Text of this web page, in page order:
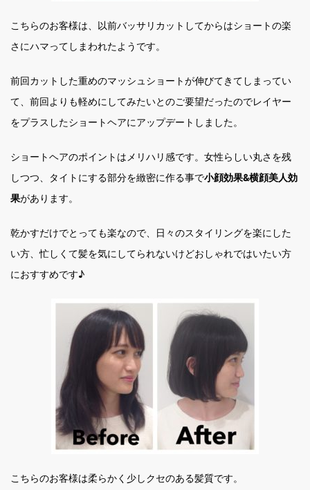
こちらのお客様は、以前バッサリカットしてからはショートの楽
さにハマってしまわれたようです。
前回カットした重めのマッシュショートが伸びてきてしまってい
て、前回よりも軽めにしてみたいとのご要望だったのでレイヤー
をプラスしたショートヘアにアップデートしました。
ショートヘアのポイントはメリハリ感です。女性らしい丸さを残
しつつ、タイトにする部分を緻密に作る事で小顔効果&横顔美人効
果があります。
乾かすだけでとっても楽なので、日々のスタイリングを楽にした
い方、忙しくて髪を気にしてられないけどおしゃれではいたい方
におすすめです♪
こちらのお客様は柔らかく少しクセのある髪質です。